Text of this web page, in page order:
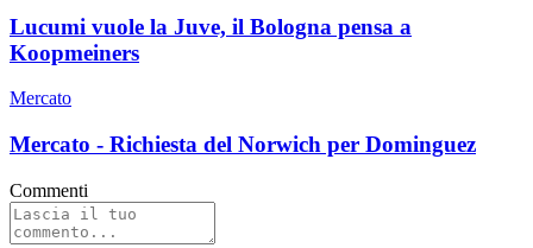
Lucumi vuole la Juve, il Bologna pensa a
Koopmeiners
Mercato
Mercato - Richiesta del Norwich per Dominguez
Commenti